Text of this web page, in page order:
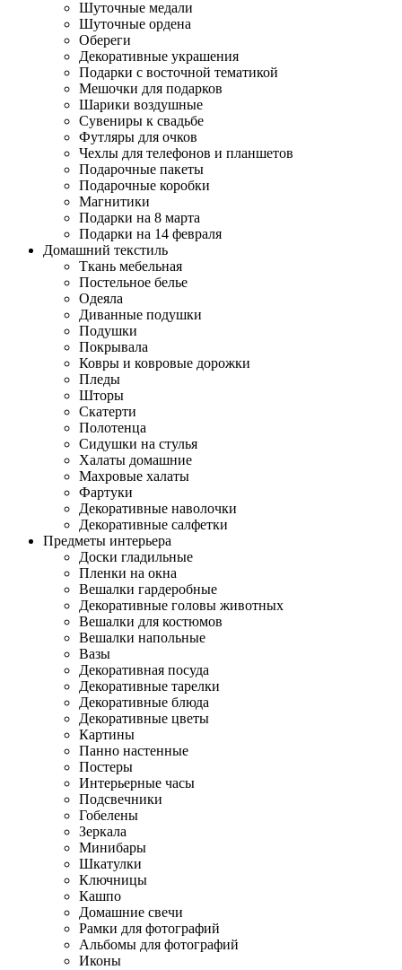
Шуточные медали
Шуточные ордена
Обереги
Декоративные украшения
Подарки с восточной тематикой
Мешочки для подарков
Шарики воздушные
Сувениры к свадьбе
Футляры для очков
Чехлы для телефонов и планшетов
Подарочные пакеты
Подарочные коробки
Магнитики
Подарки на 8 марта
Подарки на 14 февраля
Домашний текстиль
Ткань мебельная
Постельное белье
Одеяла
Диванные подушки
Подушки
Покрывала
Ковры и ковровые дорожки
Пледы
Шторы
Скатерти
Полотенца
Сидушки на стулья
Халаты домашние
Махровые халаты
Фартуки
Декоративные наволочки
Декоративные салфетки
Предметы интерьера
Доски гладильные
Пленки на окна
Вешалки гардеробные
Декоративные головы животных
Вешалки для костюмов
Вешалки напольные
Вазы
Декоративная посуда
Декоративные тарелки
Декоративные блюда
Декоративные цветы
Картины
Панно настенные
Постеры
Интерьерные часы
Подсвечники
Гобелены
Зеркала
Минибары
Шкатулки
Ключницы
Кашпо
Домашние свечи
Рамки для фотографий
Альбомы для фотографий
Иконы